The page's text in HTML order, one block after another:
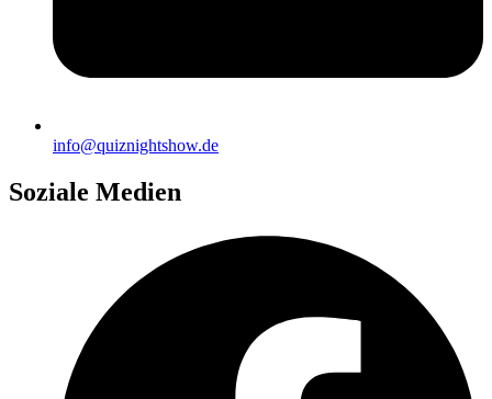
info@quiznightshow.de
Soziale Medien